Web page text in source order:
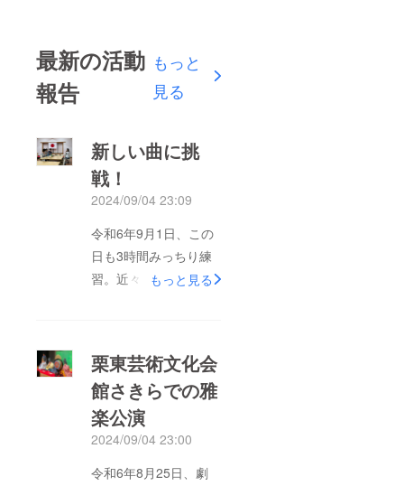
最新の活動
報告
もっと
見る
新しい曲に挑
戦！
2024/09/04 23:09
令和6年9月1日、この
日も3時間みっちり練
習。近々の神社さんで
もっと見る
栗東芸術文化会
館さきらでの雅
楽公演
2024/09/04 23:00
令和6年8月25日、劇